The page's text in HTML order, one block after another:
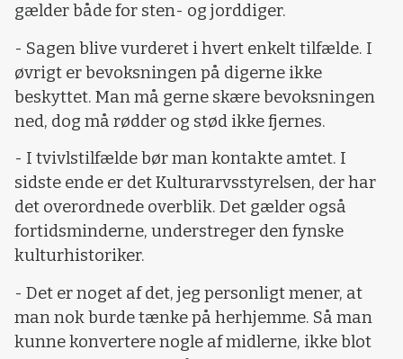
gælder både for sten- og jorddiger.
- Sagen blive vurderet i hvert enkelt tilfælde. I
øvrigt er bevoksningen på digerne ikke
beskyttet. Man må gerne skære bevoksningen
ned, dog må rødder og stød ikke fjernes.
- I tvivlstilfælde bør man kontakte amtet. I
sidste ende er det Kulturarvsstyrelsen, der har
det overordnede overblik. Det gælder også
fortidsminderne, understreger den fynske
kulturhistoriker.
- Det er noget af det, jeg personligt mener, at
man nok burde tænke på herhjemme. Så man
kunne konvertere nogle af midlerne, ikke blot